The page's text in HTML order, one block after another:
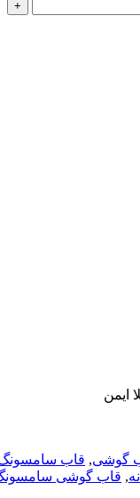
ایمن
گوشی, قاب
, قاب گوشی سامسونگ